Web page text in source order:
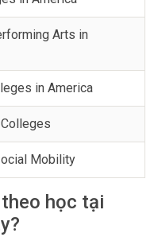
Arts in
in America
Mobility
học tại